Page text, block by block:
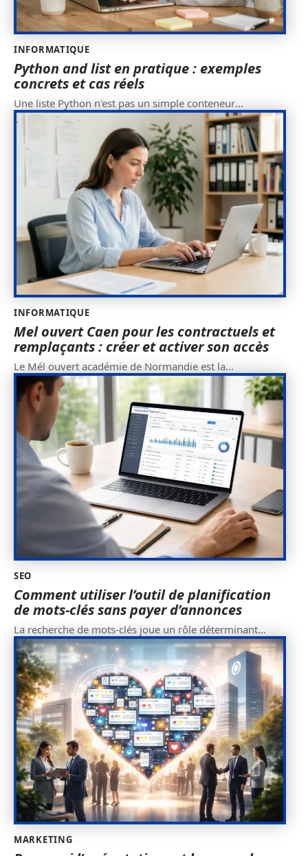
INFORMATIQUE
Python and list en pratique : exemples
concrets et cas réels
Une liste Python n'est pas un simple conteneur…
INFORMATIQUE
Mel ouvert Caen pour les contractuels et
remplaçants : créer et activer son accès
Le Mél ouvert académie de Normandie est la…
SEO
Comment utiliser l’outil de planification
de mots-clés sans payer d’annonces
La recherche de mots-clés joue un rôle déterminant…
MARKETING